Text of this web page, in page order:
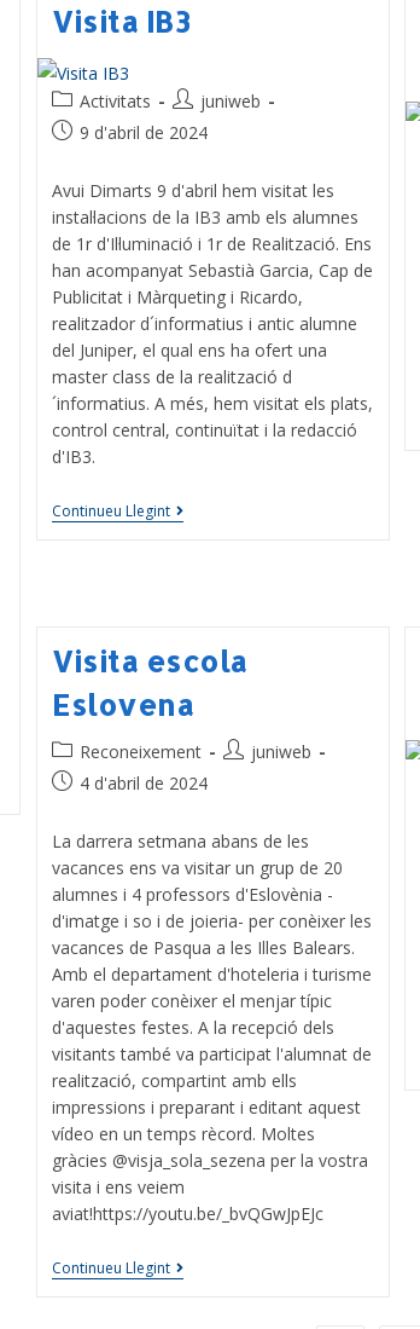
Visita IB3
Activitats
juniweb
9 d'abril de 2024
Avui Dimarts 9 d'abril hem visitat les
instal·lacions de la IB3 amb els alumnes
de 1r d'Il·luminació i 1r de Realització. Ens
han acompanyat Sebastià Garcia, Cap de
Publicitat i Màrqueting i Ricardo,
realitzador d´informatius i antic alumne
del Juniper, el qual ens ha ofert una
master class de la realització d
´informatius. A més, hem visitat els plats,
control central, continuïtat i la redacció
d'IB3.
Continueu Llegint
Visita escola
Eslovena
Reconeixement
juniweb
4 d'abril de 2024
La darrera setmana abans de les
vacances ens va visitar un grup de 20
alumnes i 4 professors d'Eslovènia -
d'imatge i so i de joieria- per conèixer les
vacances de Pasqua a les Illes Balears.
Amb el departament d'hoteleria i turisme
varen poder conèixer el menjar típic
d'aquestes festes. A la recepció dels
visitants també va participat l'alumnat de
realització, compartint amb ells
impressions i preparant i editant aquest
vídeo en un temps rècord. Moltes
gràcies @visja_sola_sezena per la vostra
visita i ens veiem
aviat!https://youtu.be/_bvQGwJpEJc
Continueu Llegint